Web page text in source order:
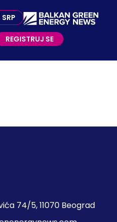
SRP
REGISTRUJ SE
74/5, 11070 Beograd